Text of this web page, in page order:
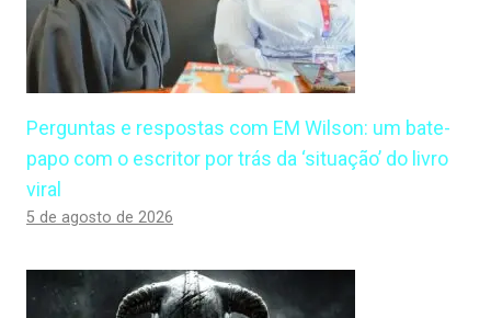
Perguntas e respostas com EM Wilson: um bate-
papo com o escritor por trás da ‘situação’ do livro
viral
5 de agosto de 2026